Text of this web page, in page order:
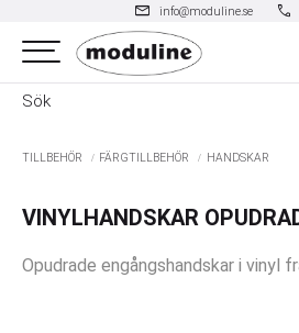
Meny
mail info@moduline.se phone
TILLBEHÖR FÄRGTILLBEHÖR HANDSKAR
VINYLHANDSKAR
Opudrade engångshandskar i vinyl